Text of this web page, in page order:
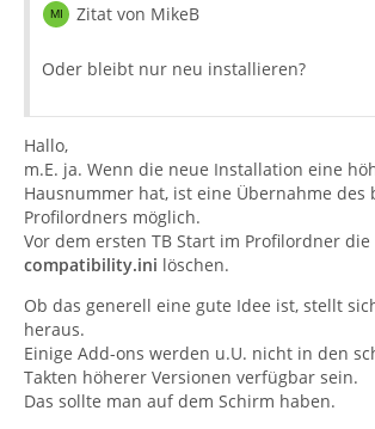
Zitat von MikeB
Oder bleibt nur neu installieren?
Hallo,
m.E. ja. Wenn die neue Installation eine
Hausnummer hat, ist eine Übernahme des
Profilordners möglich.
Vor dem ersten TB Start im Profilordner die
compatibility.ini löschen.
Ob das generell eine gute Idee ist, stellt
heraus.
Einige Add-ons werden u.U. nicht in den
Takten höherer Versionen verfügbar sein.
Das sollte man auf dem Schirm haben.